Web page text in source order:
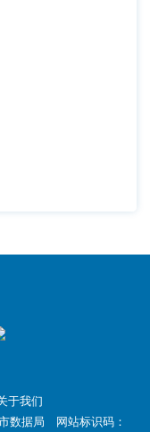
于我们
数据局 网站标识码：